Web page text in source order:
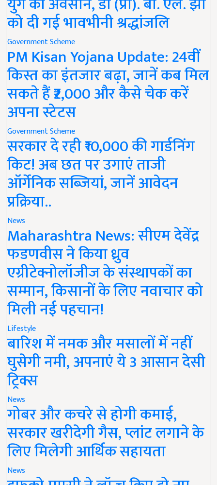
को दी गई भावभीनी श्रद्धांजलि
Government Scheme
PM Kisan Yojana Update: 24वीं
किस्त का इंतजार बढ़ा, जानें कब मिल
सकते हैं ₹2,000 और कैसे चेक करें
अपना स्टेटस
Government Scheme
सरकार दे रही ₹10,000 की गार्डनिंग
किट! अब छत पर उगाएं ताजी
ऑर्गेनिक सब्जियां, जानें आवेदन
प्रक्रिया..
News
Maharashtra News: सीएम देवेंद्र
फडणवीस ने किया ध्रुव
एग्रीटेक्नोलॉजीज के संस्थापकों का
सम्मान, किसानों के लिए नवाचार को
मिली नई पहचान!
Lifestyle
बारिश में नमक और मसालों में नहीं
घुसेगी नमी, अपनाएं ये 3 आसान देसी
ट्रिक्स
News
गोबर और कचरे से होगी कमाई,
सरकार खरीदेगी गैस, प्लांट लगाने के
लिए मिलेगी आर्थिक सहायता
News